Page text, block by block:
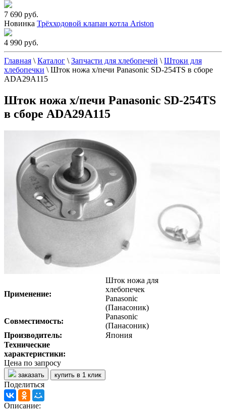
7 690 руб.
Новинка Трёхходовой клапан котла Ariston
4 990 руб.
Главная \ Каталог \ Запчасти для хлебопечей \ Штоки для
хлебопечки \ Шток ножа х/печи Panasonic SD-254TS в сборе
ADA29A115
Шток ножа х/печи Panasonic SD-254TS
в сборе ADA29A115
Применение:
Шток ножа для
хлебопечек
Panasonic
(Панасоник)
Совместимость:
Panasonic
(Панасоник)
Производитель:
Япония
Технические
характеристики:
Цена по запросу
заказать купить в 1 клик
Поделиться
Описание: